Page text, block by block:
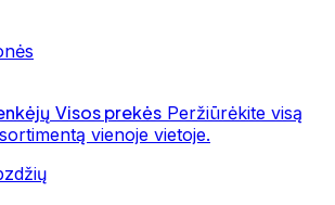
Visos prekės Peržiūrėkite visą
vienoje vietoje.